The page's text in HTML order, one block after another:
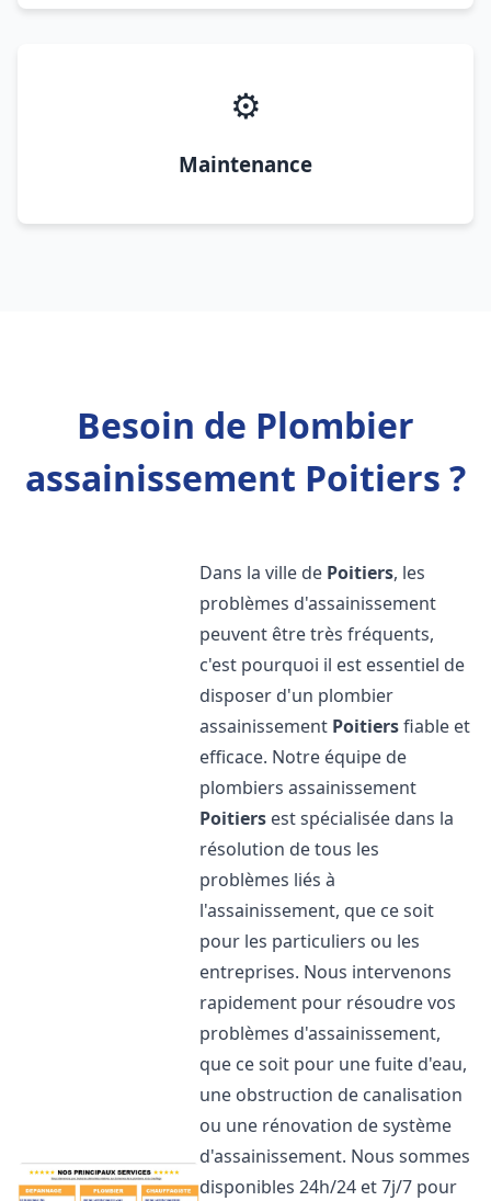
⚙️
Maintenance
Besoin de Plombier
assainissement Poitiers ?
Dans la ville de Poitiers, les
problèmes d'assainissement
peuvent être très fréquents,
c'est pourquoi il est essentiel de
disposer d'un plombier
assainissement Poitiersfiable et
efficace. Notre équipe de
plombiers assainissement
Poitiers est spécialisée dans la
résolution de tous les
problèmes liés à
l'assainissement, que ce soit
pour les particuliers ou les
entreprises. Nous intervenons
rapidement pour résoudre vos
problèmes d'assainissement,
que ce soit pour une fuite d'eau,
une obstruction de canalisation
ou une rénovation de système
d'assainissement. Nous sommes
disponibles 24h/24 et 7j/7 pour